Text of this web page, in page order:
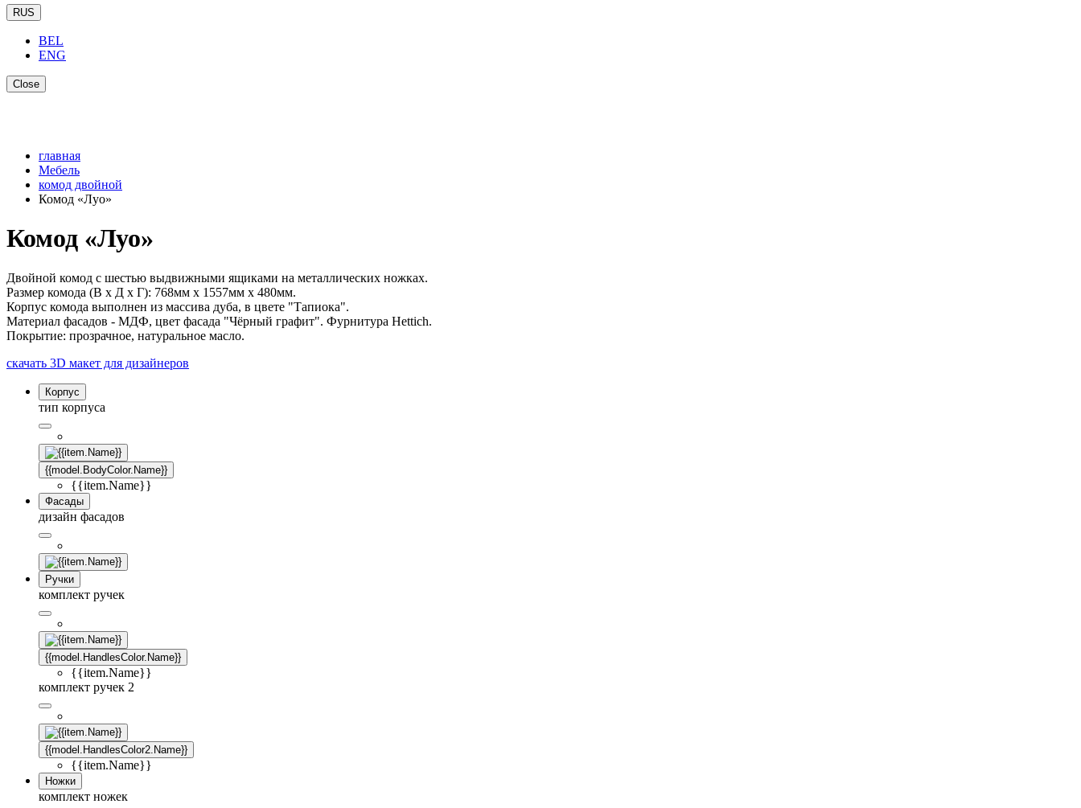
RUS
BEL
ENG
Close
главная
Мебель
комод двойной
Комод «Луо»
Комод «Луо»
Двойной комод с шестью выдвижными ящиками на металлических ножках.
Размер комода (В x Д x Г): 768мм x 1557мм x 480мм.
Корпус комода выполнен из массива дуба, в цвете "Тапиока".
Материал фасадов - МДФ, цвет фасада "Чёрный графит". Фурнитура Hettich.
Покрытие: прозрачное, натуральное масло.
скачать 3D макет для дизайнеров
Корпус
тип корпуса
{{model.BodyColor.Name}}
{{item.Name}}
Фасады
дизайн фасадов
Ручки
комплект ручек
{{model.HandlesColor.Name}}
{{item.Name}}
комплект ручек 2
{{model.HandlesColor2.Name}}
{{item.Name}}
Ножки
комплект ножек